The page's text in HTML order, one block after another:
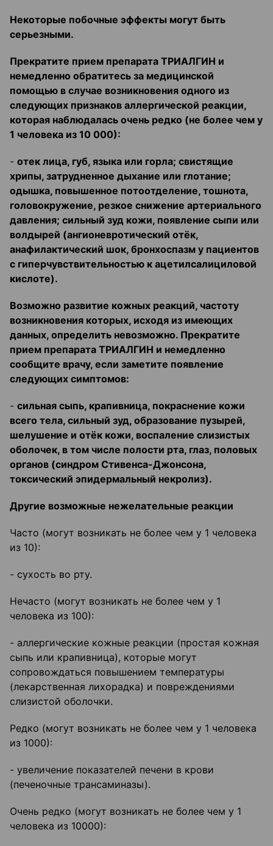
Некоторые побочные эффекты могут быть
серьезными.
Прекратите прием препарата ТРИАЛГИН и
немедленно обратитесь за медицинской
помощью в случае возникновения одного из
следующих признаков аллергической реакции,
которая наблюдалась очень редко (не более чем у
1 человека из 10 000):
- отек лица, губ, языка или горла; свистящие
хрипы, затрудненное дыхание или глотание;
одышка, повышенное потоотделение, тошнота,
головокружение, резкое снижение артериального
давления; сильный зуд кожи, появление сыпи или
волдырей (ангионевротический отёк,
анафилактический шок, бронхоспазм у пациентов
с гиперчувствительностью к ацетилсалициловой
кислоте).
Возможно развитие кожных реакций, частоту
возникновения которых, исходя из имеющих
данных, определить невозможно. Прекратите
прием препарата ТРИАЛГИН и немедленно
сообщите врачу, если заметите появление
следующих симптомов:
- сильная сыпь, крапивница, покраснение кожи
всего тела, сильный зуд, образование пузырей,
шелушение и отёк кожи, воспаление слизистых
оболочек, в том числе полости рта, глаз, половых
органов (синдром Стивенса-Джонсона,
токсический эпидермальный некролиз).
Другие возможные нежелательные реакции
Часто (могут возникать не более чем у 1 человека
из 10):
- сухость во рту.
Нечасто (могут возникать не более чем у 1
человека из 100):
- аллергические кожные реакции (простая кожная
сыпь или крапивница), которые могут
сопровождаться повышением температуры
(лекарственная лихорадка) и повреждениями
слизистой оболочки.
Редко (могут возникать не более чем у 1 человека
из 1000):
- увеличение показателей печени в крови
(печеночные трансаминазы).
Очень редко (могут возникать не более чем у 1
человека из 10000):